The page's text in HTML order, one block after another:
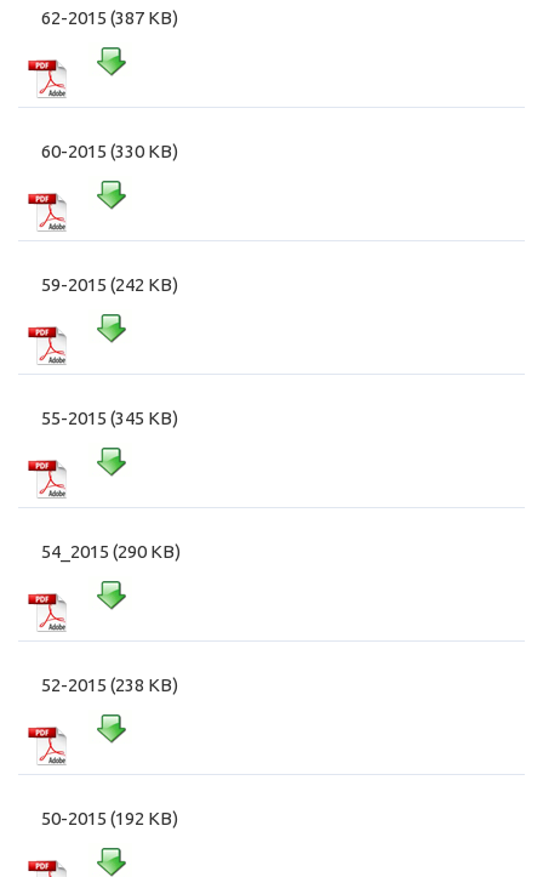
62-2015 (387 KB)
60-2015 (330 KB)
59-2015 (242 KB)
55-2015 (345 KB)
54_2015 (290 KB)
52-2015 (238 KB)
50-2015 (192 KB)